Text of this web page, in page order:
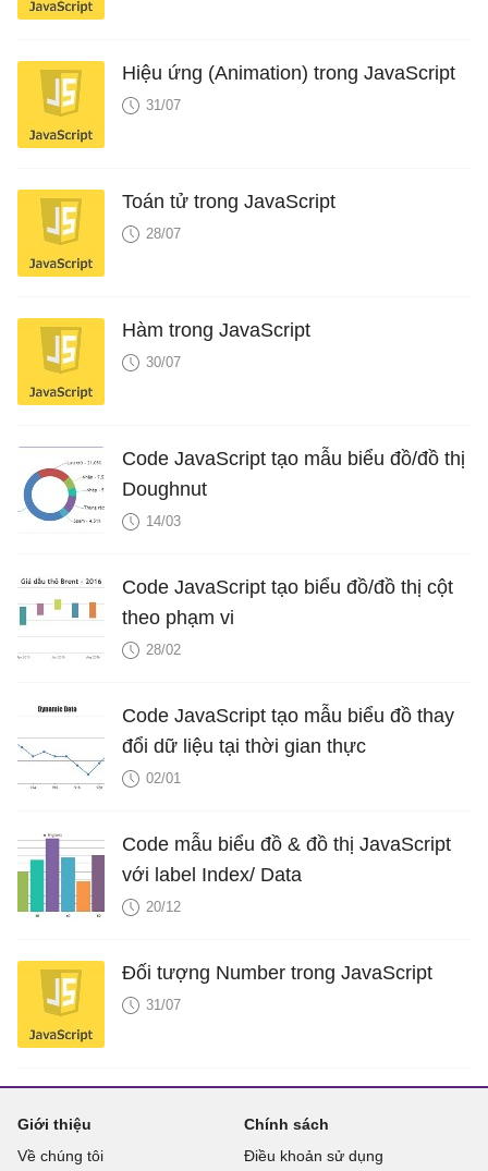
Hiệu ứng (Animation) trong JavaScript
31/07
Toán tử trong JavaScript
28/07
Hàm trong JavaScript
30/07
Code JavaScript tạo mẫu biểu đồ/đồ thị
Doughnut
14/03
Code JavaScript tạo biểu đồ/đồ thị cột
theo phạm vi
28/02
Code JavaScript tạo mẫu biểu đồ thay
đổi dữ liệu tại thời gian thực
02/01
Code mẫu biểu đồ & đồ thị JavaScript
với label Index/ Data
20/12
Đối tượng Number trong JavaScript
31/07
Giới thiệu
Về chúng tôi
Chính sách
Điều khoản sử dụng